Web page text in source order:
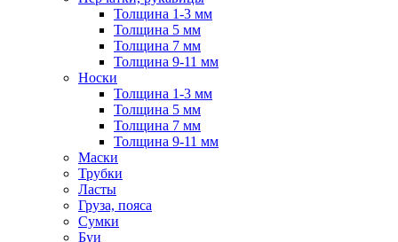
Толщина 1-3 мм
Толщина 5 мм
Толщина 7 мм
Толщина 9-11 мм
Носки
Толщина 1-3 мм
Толщина 5 мм
Толщина 7 мм
Толщина 9-11 мм
Маски
Трубки
Ласты
Груза, пояса
Сумки
Буи